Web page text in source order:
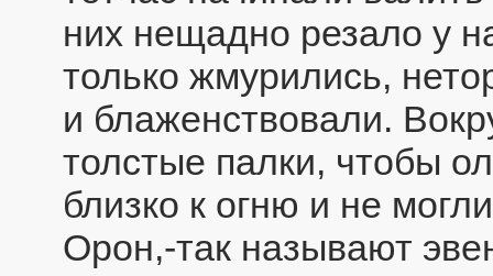
них нещадно резало у
только жмурились,
и блаженствовали.
толстые палки, чтобы
близко к огню и не
Орон,-так называют